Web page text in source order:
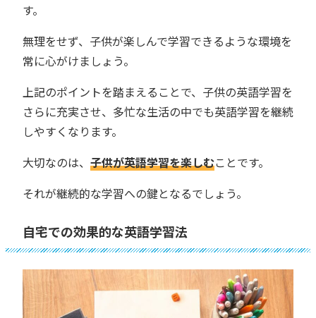
す。
無理をせず、子供が楽しんで学習できるような環境を
常に心がけましょう。
上記のポイントを踏まえることで、子供の英語学習を
さらに充実させ、多忙な生活の中でも英語学習を継続
しやすくなります。
大切なのは、 子供が英語学習を楽しむことです。
それが継続的な学習への鍵となるでしょう。
自宅での効果的な英語学習法